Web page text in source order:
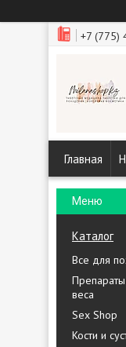
+7 (775)
Главная
Каталог
Все для
веса
Sex Shop
Кости и